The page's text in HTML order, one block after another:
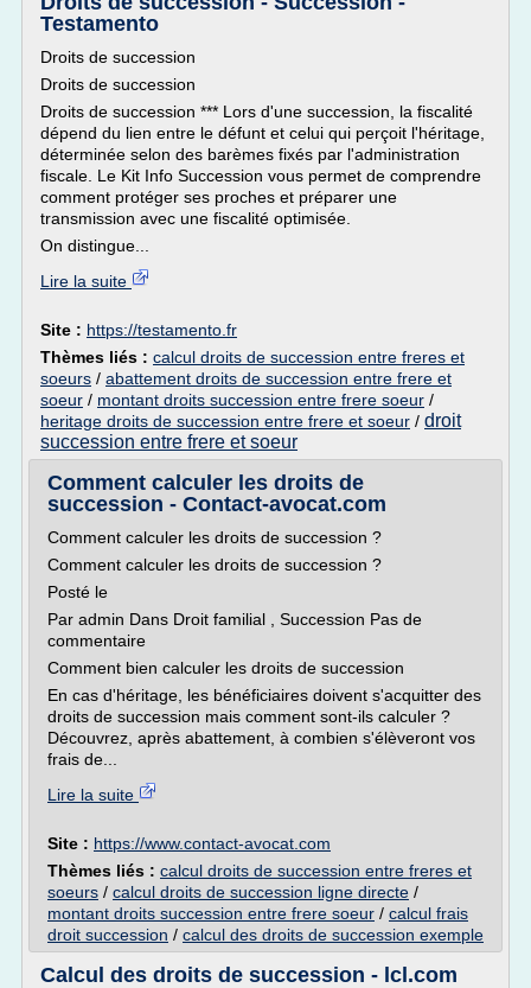
Testamento
Droits de succession
Droits de succession
Droits de succession *** Lors d'une succession, la fiscalité
dépend du lien entre le défunt et celui qui perçoit l'héritage,
déterminée selon des barèmes fixés par l'administration
fiscale. Le Kit Info Succession vous permet de comprendre
comment protéger ses proches et préparer une
transmission avec une fiscalité optimisée.
On distingue...
Lire la suite
Site : https://testamento.fr
Thèmes liés : calcul droits de succession entre freres et
soeurs / abattement droits de succession entre frere et
soeur / montant droits succession entre frere soeur /
heritage droits de succession entre frere et soeur / droit
succession entre frere et soeur
Comment calculer les droits de
succession - Contact-avocat.com
Comment calculer les droits de succession ?
Comment calculer les droits de succession ?
Posté le
Par admin Dans Droit familial , Succession Pas de
commentaire
Comment bien calculer les droits de succession
En cas d'héritage, les bénéficiaires doivent s'acquitter des
droits de succession mais comment sont-ils calculer ?
Découvrez, après abattement, à combien s'élèveront vos
frais de...
Lire la suite
Site : https://www.contact-avocat.com
Thèmes liés : calcul droits de succession entre freres et
soeurs / calcul droits de succession ligne directe /
montant droits succession entre frere soeur / calcul frais
droit succession / calcul des droits de succession exemple
Calcul des droits de succession - lcl.com